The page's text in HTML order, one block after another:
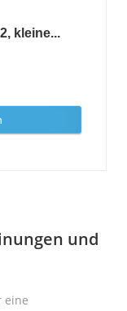
kleine...
und
eine